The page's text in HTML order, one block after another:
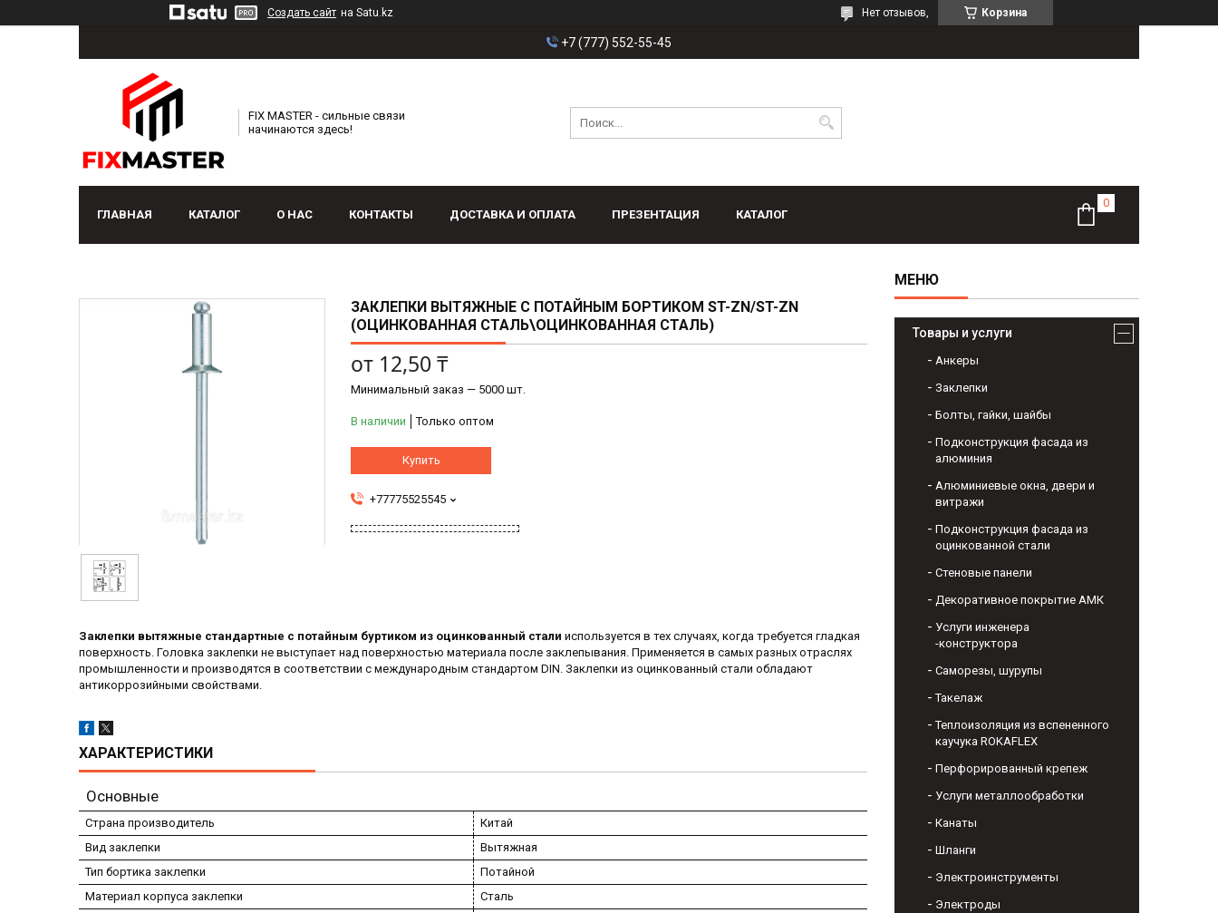
Создать сайт на Satu.kz Корзина
Нет отзывов,
+7 (777) 552-55-45
FIX MASTER - сильные связи
начинаются здесь!
ГЛАВНАЯ КАТАЛОГ О НАС КОНТАКТЫ ДОСТАВКА И ОПЛАТА ПРЕЗЕНТАЦИЯ КАТАЛОГ
ЗАКЛЕПКИ ВЫТЯЖНЫЕ С ПОТАЙНЫМ БОРТИКОМ ST-ZN/ST-ZN
(ОЦИНКОВАННАЯ СТАЛЬ\ОЦИНКОВАННАЯ СТАЛЬ)
от 12,50 ₸
Минимальный заказ — 5000 шт.
В наличии Только оптом
Купить
+77775525545
Заклепки вытяжные стандартные с потайным буртиком из оцинкованный стали используется в тех случаях, когда требуется гладкая
поверхность. Головка заклепки не выступает над поверхностью материала после заклепывания. Применяется в самых разных отраслях
промышленности и производятся в соответствии с международным стандартом DIN. Заклепки из оцинкованный стали обладают
антикоррозийными свойствами.
ХАРАКТЕРИСТИКИ
Основные
Страна производитель
Китай
Вид заклепки
Вытяжная
Тип бортика заклепки
Потайной
Материал корпуса заклепки
Сталь
Товары и услуги
Анкеры
Заклепки
Болты, гайки, шайбы
Подконструкция фасада из
алюминия
Алюминиевые окна, двери и
витражи
Подконструкция фасада из
оцинкованной стали
Стеновые панели
Декоративное покрытие АМК
Услуги инженера
-конструктора
Саморезы, шурупы
Такелаж
Теплоизоляция из вспененного
каучука ROKAFLEX
Перфорированный крепеж
Услуги металлообработки
Канаты
Шланги
Электроинструменты
Электроды